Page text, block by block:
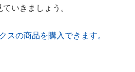
いきましょう。
スの商品を購入できます。